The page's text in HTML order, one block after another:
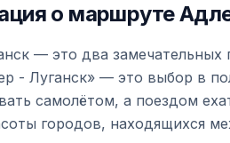
о маршруте
— это два
- Луганск» — это выбор в
самолётом, а поездом
городов, находящихся